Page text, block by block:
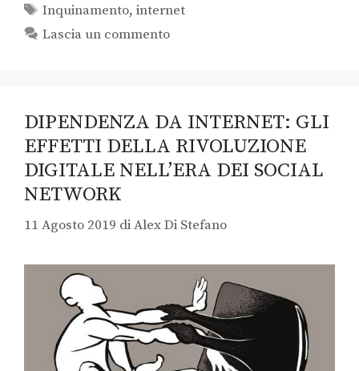
Inquinamento,internet
Lascia un commento
DIPENDENZA DA INTERNET: GLI
EFFETTI DELLA RIVOLUZIONE
DIGITALE NELL’ERA DEI SOCIAL
NETWORK
11 Agosto 2019 diAlex Di Stefano